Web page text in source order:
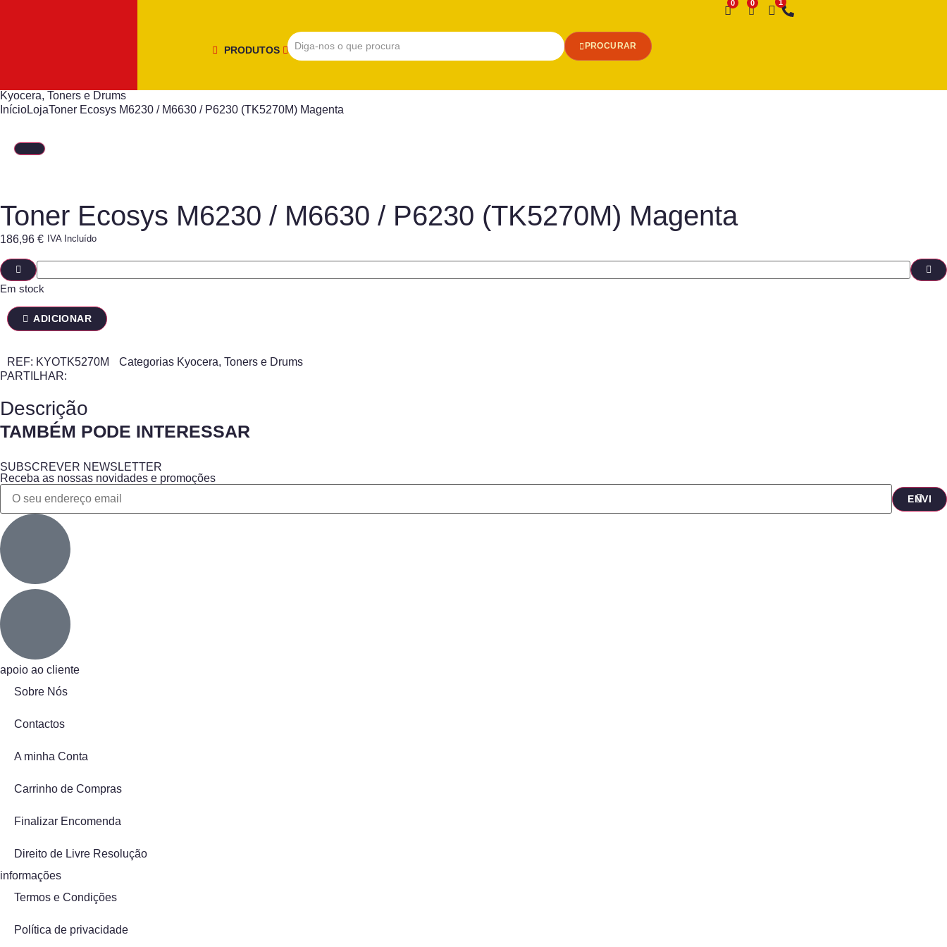
PRODUTOS PROCURAR
Desejo
Kyocera, Toners e Drums
InícioLojaToner Ecosys M6230 / M6630 / P6230 (TK5270M) Magenta
Toner Ecosys M6230 / M6630 / P6230 (TK5270M) Magenta
186,96 € IVA Incluído
Em stock
ADICIONAR
REF: KYOTK5270M Categorias Kyocera, Toners e Drums
PARTILHAR:
Descrição
TAMBÉM PODE INTERESSAR
SUBSCREVER NEWSLETTER
Receba as nossas novidades e promoções
apoio ao cliente
Sobre Nós
Contactos
A minha Conta
Carrinho de Compras
Finalizar Encomenda
Direito de Livre Resolução
informações
Termos e Condições
Política de privacidade